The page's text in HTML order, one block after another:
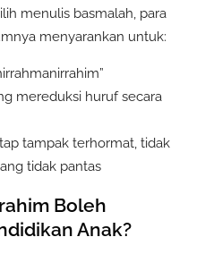
menulis basmalah, para
menyarankan untuk:
mereduksi huruf secara
tampak terhormat, tidak
tidak pantas
Boleh
Anak?